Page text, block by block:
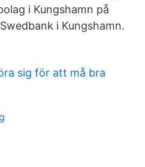
i Kungshamn på
i Kungshamn.
sig för att må bra